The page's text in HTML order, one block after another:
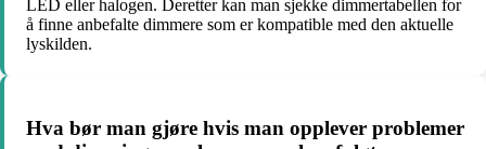
LED eller halogen. Deretter kan man sjekke dimmertabellen for
å finne anbefalte dimmere som er kompatible med den aktuelle
lyskilden.
Hva bør man gjøre hvis man opplever problemer